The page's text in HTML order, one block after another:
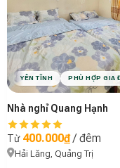
YÊN TĨNH PHÙ HỢP GIA
Nhà nghỉ Quang Hạnh
Từ 400.000₫/ đêm
Hải Lăng, Quảng Trị